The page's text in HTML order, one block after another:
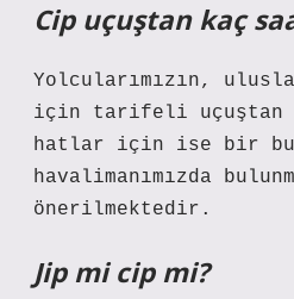
Cip uçuştan kaç
Yolcularımızın,
için tarifeli uçuştan
hatlar için ise bir
havalimanımızda
önerilmektedir.
Jip mi cip mi?